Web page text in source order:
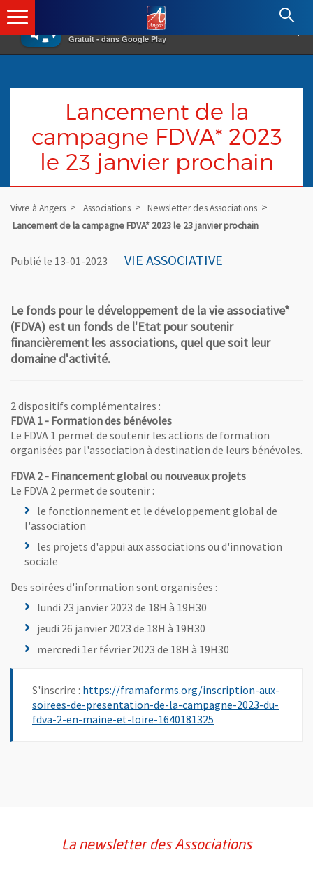
×
Gratuit - dans Google Play
Angers.fr : Retour à l'accueil
Lancement de la
campagne FDVA* 2023
le 23 janvier prochain
Vivre à Angers Associations
Newsletter des Associations
Lancement de la campagne FDVA* 2023 le 23 janvier prochain
Publié le 13-01-2023 VIE ASSOCIATIVE
Le fonds pour le développement de la vie associative*
(FDVA) est un fonds de l'Etat pour soutenir
financièrement les associations, quel que soit leur
domaine d'activité.
2 dispositifs complémentaires :
FDVA 1 - Formation des bénévoles
Le FDVA 1 permet de soutenir les actions de formation
organisées par l'association à destination de leurs bénévoles.
FDVA 2 - Financement global ou nouveaux projets
Le FDVA 2 permet de soutenir :
le fonctionnement et le développement global de
l'association
les projets d'appui aux associations ou d'innovation
sociale
Des soirées d'information sont organisées :
lundi 23 janvier 2023 de 18H à 19H30
jeudi 26 janvier 2023 de 18H à 19H30
mercredi 1er février 2023 de 18H à 19H30
S'inscrire : https://framaforms.org/inscription-aux-
soirees-de-presentation-de-la-campagne-2023-du-
fdva-2-en-maine-et-loire-1640181325
La newsletter des Associations